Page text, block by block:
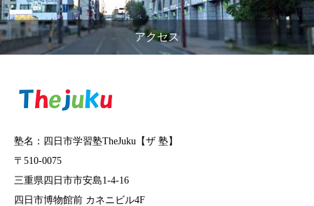
アクセス
塾名：四日市学習塾TheJuku【ザ 塾】
〒510-0075
三重県四日市市安島1-4-16
四日市博物館前 カネニビル4F